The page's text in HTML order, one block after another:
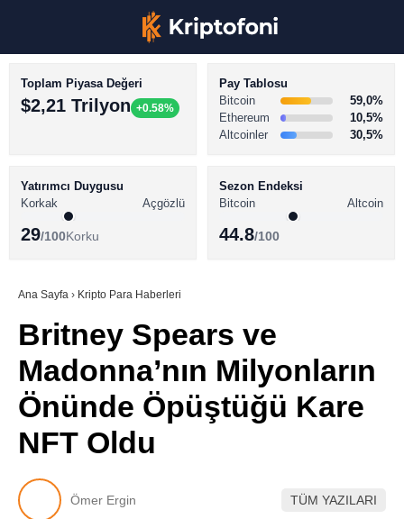
Youtube
TikTok
BİTCOİN HABERLERİ
ALTCOİN HABERLERİ
SÖZLÜK
Toplam Piyasa Değeri
$2,21 Trilyon +0.58%
Pay Tablosu
Bitcoin
59,0%
Ethereum
10,5%
Altcoinler
30,5%
Yatırımcı Duygusu
Korkak
Açgözlü
29/100Korku
Sezon Endeksi
Bitcoin
Altcoin
44.8/100
Ana Sayfa › Kripto Para Haberleri
Britney Spears ve
Madonna’nın Milyonların
Önünde Öpüştüğü Kare
NFT Oldu
Ömer Ergin TÜM YAZILARI